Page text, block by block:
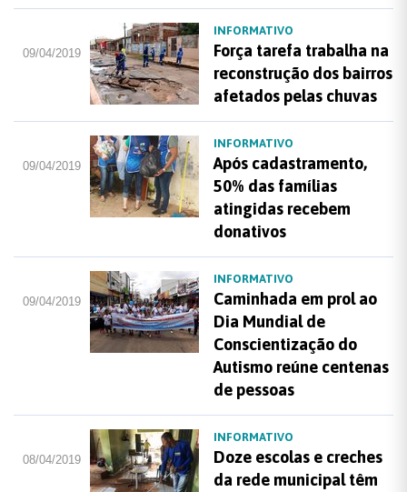
09/04/2019
INFORMATIVO
Força tarefa trabalha na
reconstrução dos bairros
afetados pelas chuvas
09/04/2019
INFORMATIVO
Após cadastramento,
50% das famílias
atingidas recebem
donativos
09/04/2019
INFORMATIVO
Caminhada em prol ao
Dia Mundial de
Conscientização do
Autismo reúne centenas
de pessoas
08/04/2019
INFORMATIVO
Doze escolas e creches
da rede municipal têm